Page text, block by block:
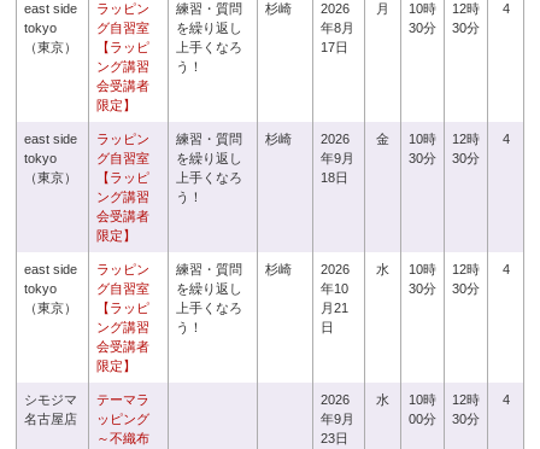
east side
tokyo
（東京）
ラッピン
グ自習室
【ラッピ
ング講習
会受講者
限定】
練習・質問
を繰り返し
上手くなろ
う！
杉崎
2026
年8月
17日
月
10時
30分
12時
30分
4
east side
tokyo
（東京）
ラッピン
グ自習室
【ラッピ
ング講習
会受講者
限定】
練習・質問
を繰り返し
上手くなろ
う！
杉崎
2026
年9月
18日
金
10時
30分
12時
30分
4
east side
tokyo
（東京）
ラッピン
グ自習室
【ラッピ
ング講習
会受講者
限定】
練習・質問
を繰り返し
上手くなろ
う！
杉崎
2026
年10
月21
日
水
10時
30分
12時
30分
4
シモジマ
名古屋店
テーマラ
ッピング
～不織布
2026
年9月
23日
水
10時
00分
12時
30分
4